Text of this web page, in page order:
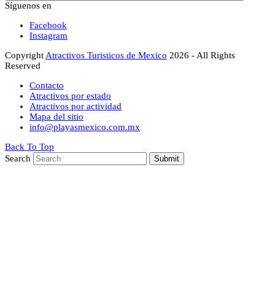
Síguenos en
Facebook
Instagram
CopyrightAtractivos Turisticos de Mexico 2026 - All Rights
Reserved
Contacto
Atractivos por estado
Atractivos por actividad
Mapa del sitio
info@playasmexico.com.mx
Back To Top
Search
Submit